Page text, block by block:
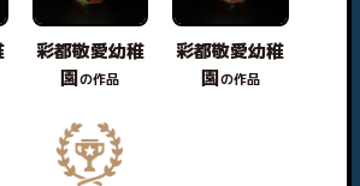
彩都敬愛幼稚
園の作品
彩都敬愛幼稚
園の作品